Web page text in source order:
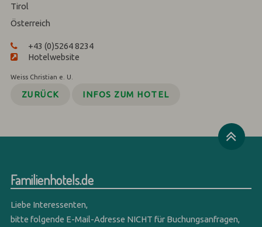
Tirol
Österreich
+43 (0)5264 8234
Hotelwebsite
Weiss Christian e. U.
ZURÜCK INFOS ZUM HOTEL
Familienhotels.de
Liebe Interessenten,
bitte folgende E-Mail-Adresse NICHT für Buchungsanfragen,